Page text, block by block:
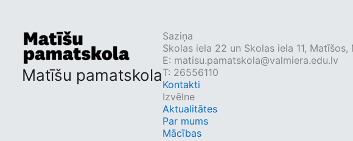
Matīšu pamatskola
Saziņa
Skolas iela 22 un Skolas iela 11,
E: matisu.pamatskola@valmiera.edu.lv
T: 26556110
Kontakti
Izvēlne
Aktualitātes
Par mums
Mācības